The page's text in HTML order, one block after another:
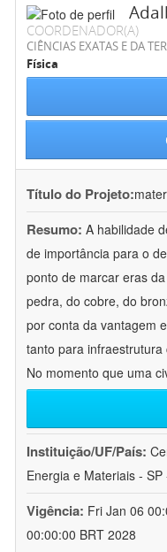
COORDENADOR(A)
CIÊNCIAS EXATAS E DA
Física
Título do Projeto:
Resumo: A habilidade
de importância para o
ponto de marcar eras
pedra, do cobre, do
por conta da vantagem
tanto para
No momento que uma
Instituição/UF/País:
Energia e Materiais - SP
Vigência: Fri Jan 06
00:00:00 BRT 2028